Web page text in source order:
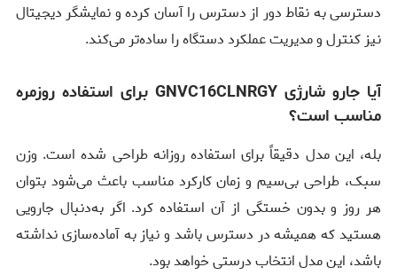
دسترسی به نقاط دور از دسترس را آسان کرده و نمایشگر دیجیتال
نیز کنترل و مدیریت عملکرد دستگاه را ساده‌تر می‌کند.
آیا جارو شارژی GNVC16CLNRGY برای استفاده روزمره
مناسب است؟
بله، این مدل دقیقاً برای استفاده روزانه طراحی شده است. وزن
سبک، طراحی بی‌سیم و زمان کارکرد مناسب باعث می‌شود بتوان
هر روز و بدون خستگی از آن استفاده کرد. اگر به‌دنبال جارویی
هستید که همیشه در دسترس باشد و نیاز به آماده‌سازی نداشته
باشد، این مدل انتخاب درستی خواهد بود.